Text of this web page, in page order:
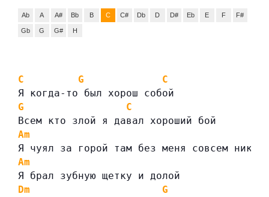
Ab A A# Bb B C C# Db D D# Eb E F F#
Gb G G# H
C G
C
Я когда-то был хорош собой
G
C
Всем кто злой я давал хороший бой
Am
Я чуял за горой там без меня совсем никак
Am
Я брал зубную щетку и долой
Dm
G